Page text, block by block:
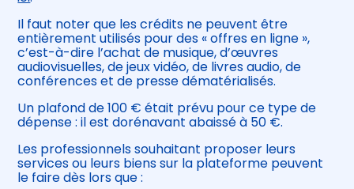
Il faut noter que les crédits ne peuvent être
entièrement utilisés pour des « offres en ligne »,
c’est-à-dire l’achat de musique, d’œuvres
audiovisuelles, de jeux vidéo, de livres audio, de
conférences et de presse dématérialisés.
Un plafond de 100 € était prévu pour ce type de
dépense : il est dorénavant abaissé à 50 €.
Les professionnels souhaitant proposer leurs
services ou leurs biens sur la plateforme peuvent
le faire dès lors que :